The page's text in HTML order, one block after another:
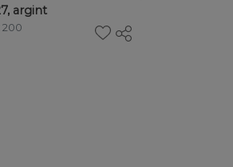
argint
200